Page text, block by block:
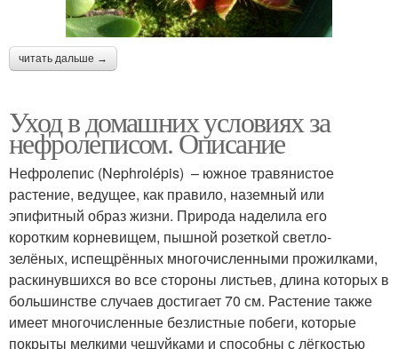
читать дальше →
Уход в домашних условиях за
нефролеписом. Описание
Нефролепис (Nephrolépis) – южное травянистое
растение, ведущее, как правило, наземный или
эпифитный образ жизни. Природа наделила его
коротким корневищем, пышной розеткой светло-
зелёных, испещрённых многочисленными прожилками,
раскинувшихся во все стороны листьев, длина которых в
большинстве случаев достигает 70 см. Растение также
имеет многочисленные безлистные побеги, которые
покрыты мелкими чешуйками и способны с лёгкостью